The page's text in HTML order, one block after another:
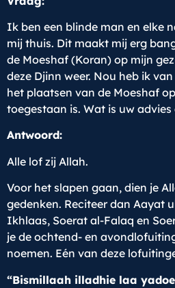
Ik ben een blinde man en elke
mij thuis. Dit maakt mij erg
de Moeshaf (Koran) op mijn
deze Djinn weer. Nou heb ik
het plaatsen van de Moeshaf
toegestaan is. Wat is uw advies
Antwoord:
Alle lof zij Allah.
Voor het slapen gaan, dien je
gedenken. Reciteer dan Aayat
Ikhlaas, Soerat al-Falaq en
je de ochtend- en
noemen. Eén van deze
“Bismillaah illadhie laa